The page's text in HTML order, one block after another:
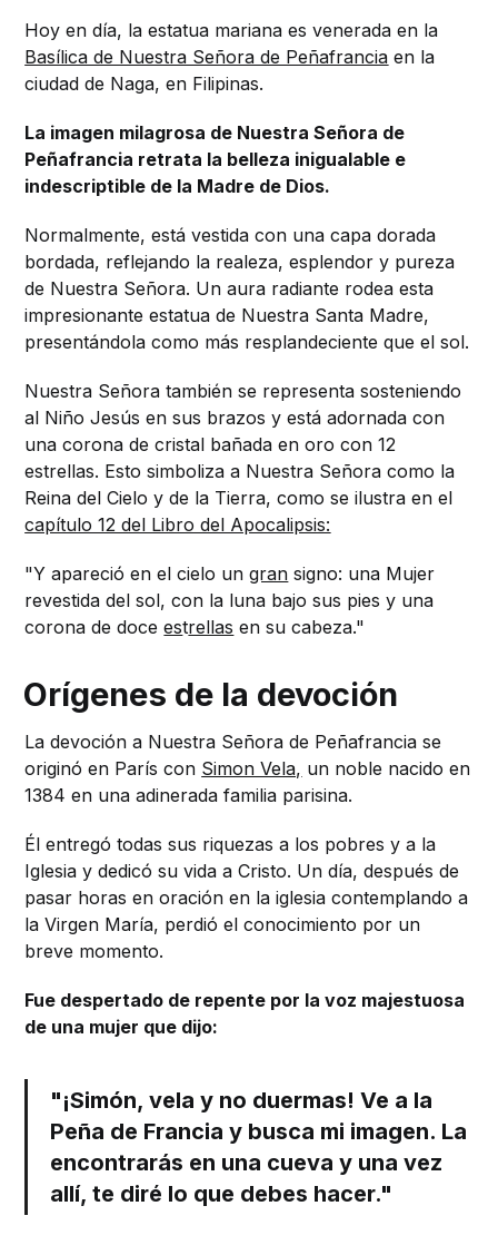
Hoy en día, la estatua mariana es venerada en la
Basílica de Nuestra Señora de Peñafrancia en la
ciudad de Naga, en Filipinas.
La imagen milagrosa de Nuestra Señora de
Peñafrancia retrata la belleza inigualable e
indescriptible de la Madre de Dios.
Normalmente, está vestida con una capa dorada
bordada, reflejando la realeza, esplendor y pureza
de Nuestra Señora. Un aura radiante rodea esta
impresionante estatua de Nuestra Santa Madre,
presentándola como más resplandeciente que el sol.
Nuestra Señora también se representa sosteniendo
al Niño Jesús en sus brazos y está adornada con
una corona de cristal bañada en oro con 12
estrellas. Esto simboliza a Nuestra Señora como la
Reina del Cielo y de la Tierra, como se ilustra en el
capítulo 12 del Libro del Apocalipsis:
"Y apareció en el cielo ungran signo: una Mujer
revestida del sol, con la luna bajo sus pies y una
corona de doceestrellas en su cabeza."
Orígenes de la devoción
La devoción a Nuestra Señora de Peñafrancia se
originó en París con Simon Vela, un noble nacido en
1384 en una adinerada familia parisina.
Él entregó todas sus riquezas a los pobres y a la
Iglesia y dedicó su vida a Cristo. Un día, después de
pasar horas en oración en la iglesia contemplando a
la Virgen María, perdió el conocimiento por un
breve momento.
Fue despertado de repente por la voz majestuosa
de una mujer que dijo:
"¡Simón, vela y no duermas! Ve a la
Peña de Francia y busca mi imagen. La
encontrarás en una cueva y una vez
allí, te diré lo que debes hacer."